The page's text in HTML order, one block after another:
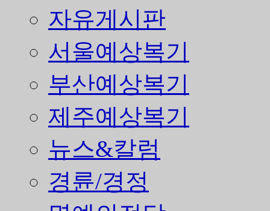
자유게시판
서울예상복기
부산예상복기
제주예상복기
뉴스&칼럼
경륜/경정